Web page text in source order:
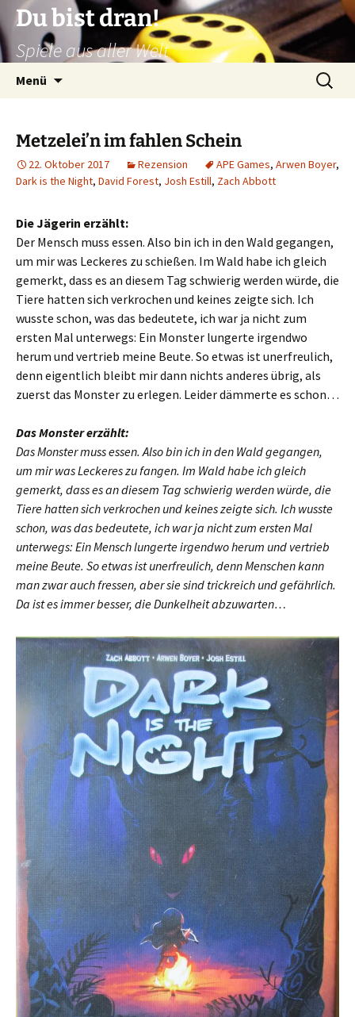
Zum
Inhalt
springen
Du bist dran!
Spiele aus aller Welt
Menü
Suchen
nach:
Metzelei’n im fahlen Schein
22. Oktober 2017 Rezension APE Games, Arwen Boyer,
Dark is the Night, David Forest, Josh Estill, Zach Abbott
Die Jägerin erzählt:
Der Mensch muss essen. Also bin ich in den Wald gegangen,
um mir was Leckeres zu schießen. Im Wald habe ich gleich
gemerkt, dass es an diesem Tag schwierig werden würde, die
Tiere hatten sich verkrochen und keines zeigte sich. Ich
wusste schon, was das bedeutete, ich war ja nicht zum
ersten Mal unterwegs: Ein Monster lungerte irgendwo
herum und vertrieb meine Beute. So etwas ist unerfreulich,
denn eigentlich bleibt mir dann nichts anderes übrig, als
zuerst das Monster zu erlegen. Leider dämmerte es schon…
Das Monster erzählt:
Das Monster muss essen. Also bin ich in den Wald gegangen,
um mir was Leckeres zu fangen. Im Wald habe ich gleich
gemerkt, dass es an diesem Tag schwierig werden würde, die
Tiere hatten sich verkrochen und keines zeigte sich. Ich wusste
schon, was das bedeutete, ich war ja nicht zum ersten Mal
unterwegs: Ein Mensch lungerte irgendwo herum und vertrieb
meine Beute. So etwas ist unerfreulich, denn Menschen kann
man zwar auch fressen, aber sie sind trickreich und gefährlich.
Da ist es immer besser, die Dunkelheit abzuwarten…